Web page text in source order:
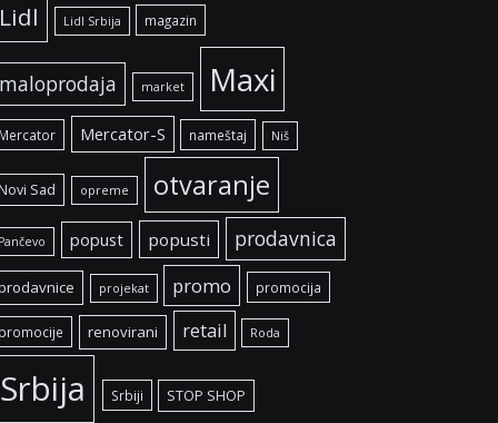
Lidl Lidl Srbija magazin
maloprodaja market Maxi
Mercator Mercator-S nameštaj Niš
Novi Sad opreme otvaranje
Pančevo popust popusti prodavnica
projekat promo promocija
promocije renovirani retail Roda
Srbija Srbiji STOP SHOP